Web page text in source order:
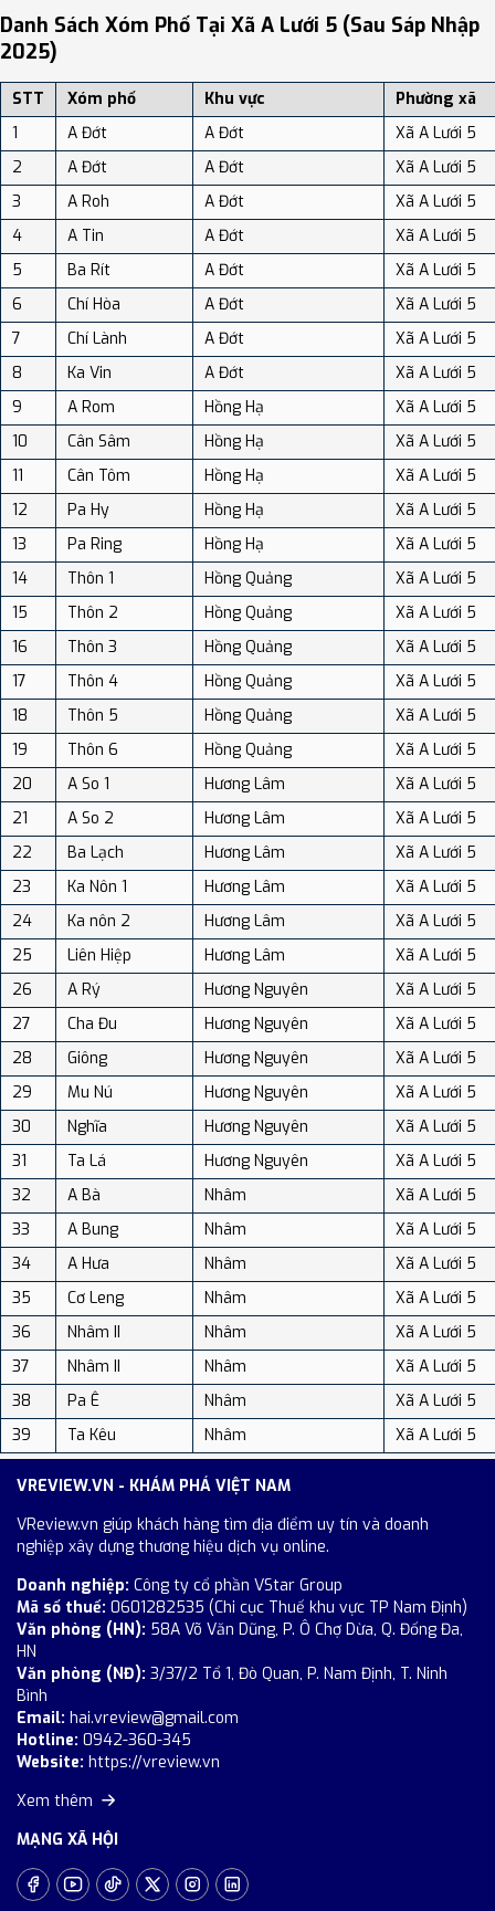
địa điểm tại: VReview.vn - Nền tảng review địa điểm, dịch vụ và du
lịch uy tín tại Việt Nam.
Danh Sách Xóm Phố Tại Xã A Lưới 5 (sau Sáp Nhập
2025)
STT Xóm phố Khu vực
Phường xã
1
A Đớt A Đớt
Xã A Lưới 5
2
A Đớt A Đớt
Xã A Lưới 5
3
A Roh A Đớt
Xã A Lưới 5
4
A Tin A Đớt
Xã A Lưới 5
5
Ba Rít A Đớt
Xã A Lưới 5
6
Chí Hòa A Đớt
Xã A Lưới 5
7
Chí Lành A Đớt
Xã A Lưới 5
8
Ka Vin A Đớt
Xã A Lưới 5
9
A Rom Hồng Hạ
Xã A Lưới 5
10
Cân Sâm Hồng Hạ
Xã A Lưới 5
11
Cân Tôm Hồng Hạ
Xã A Lưới 5
12
Pa Hy Hồng Hạ
Xã A Lưới 5
13
Pa Ring Hồng Hạ
Xã A Lưới 5
14
Thôn 1 Hồng Quảng
Xã A Lưới 5
15
Thôn 2 Hồng Quảng
Xã A Lưới 5
16
Thôn 3 Hồng Quảng
Xã A Lưới 5
17
Thôn 4 Hồng Quảng
Xã A Lưới 5
18
Thôn 5 Hồng Quảng
Xã A Lưới 5
19
Thôn 6 Hồng Quảng
Xã A Lưới 5
20
A So 1 Hương Lâm
Xã A Lưới 5
21
A So 2 Hương Lâm
Xã A Lưới 5
22
Ba Lạch Hương Lâm
Xã A Lưới 5
23
Ka Nôn 1 Hương Lâm
Xã A Lưới 5
24
Ka nôn 2 Hương Lâm
Xã A Lưới 5
25
Liên Hiệp Hương Lâm
Xã A Lưới 5
26
A Rý Hương Nguyên
Xã A Lưới 5
27
Cha Đu Hương Nguyên
Xã A Lưới 5
28
Giông Hương Nguyên
Xã A Lưới 5
29
Mu Nú Hương Nguyên
Xã A Lưới 5
30
Nghĩa Hương Nguyên
Xã A Lưới 5
31
Ta Lá Hương Nguyên
Xã A Lưới 5
32
A Bà Nhâm
Xã A Lưới 5
33
A Bung Nhâm
Xã A Lưới 5
34
A Hưa Nhâm
Xã A Lưới 5
35
Cơ Leng Nhâm
Xã A Lưới 5
36
Nhâm II Nhâm
Xã A Lưới 5
37
Nhâm II Nhâm
Xã A Lưới 5
38
Pa Ê Nhâm
Xã A Lưới 5
39
Ta Kêu Nhâm Xã A Lưới 5
VREVIEW.VN - KHÁM PHÁ VIỆT NAM
VReview.vn giúp khách hàng tìm địa điểm uy tín và doanh
nghiệp xây dựng thương hiệu dịch vụ online.
Doanh nghiệp: Công ty cổ phần VStar Group
Mã số thuế: 0601282535 (Chi cục Thuế khu vực TP Nam Định)
Văn phòng (HN): 58A Võ Văn Dũng, P. Ô Chợ Dừa, Q. Đống Đa,
HN
Văn phòng (NĐ): 3/37/2 Tổ 1, Đò Quan, P. Nam Định, T. Ninh
Bình
Email: hai.vreview@gmail.com
Hotline: 0942-360-345
Website: https://vreview.vn
Xem thêm
MẠNG XÃ HỘI